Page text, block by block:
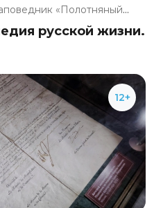
Музей-заповедник «Полотняный З...
русской жизни.
12+